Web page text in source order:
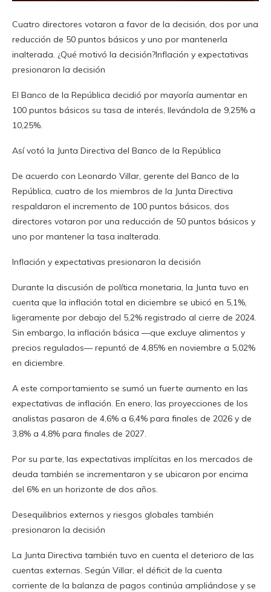
Cuatro directores votaron a favor de la decisión, dos por una
reducción de 50 puntos básicos y uno por mantenerla
inalterada. ¿Qué motivó la decisión?Inflación y expectativas
presionaron la decisión
El Banco de la República decidió por mayoría aumentar en
100 puntos básicos su tasa de interés, llevándola de 9,25% a
10,25%.
Así votó la Junta Directiva del Banco de la República
De acuerdo con Leonardo Villar, gerente del Banco de la
República, cuatro de los miembros de la Junta Directiva
respaldaron el incremento de 100 puntos básicos, dos
directores votaron por una reducción de 50 puntos básicos y
uno por mantener la tasa inalterada.
Inflación y expectativas presionaron la decisión
Durante la discusión de política monetaria, la Junta tuvo en
cuenta que la inflación total en diciembre se ubicó en 5,1%,
ligeramente por debajo del 5,2% registrado al cierre de 2024.
Sin embargo, la inflación básica —que excluye alimentos y
precios regulados— repuntó de 4,85% en noviembre a 5,02%
en diciembre.
A este comportamiento se sumó un fuerte aumento en las
expectativas de inflación. En enero, las proyecciones de los
analistas pasaron de 4,6% a 6,4% para finales de 2026 y de
3,8% a 4,8% para finales de 2027.
Por su parte, las expectativas implícitas en los mercados de
deuda también se incrementaron y se ubicaron por encima
del 6% en un horizonte de dos años.
Desequilibrios externos y riesgos globales también
presionaron la decisión
La Junta Directiva también tuvo en cuenta el deterioro de las
cuentas externas. Según Villar, el déficit de la cuenta
corriente de la balanza de pagos continúa ampliándose y se